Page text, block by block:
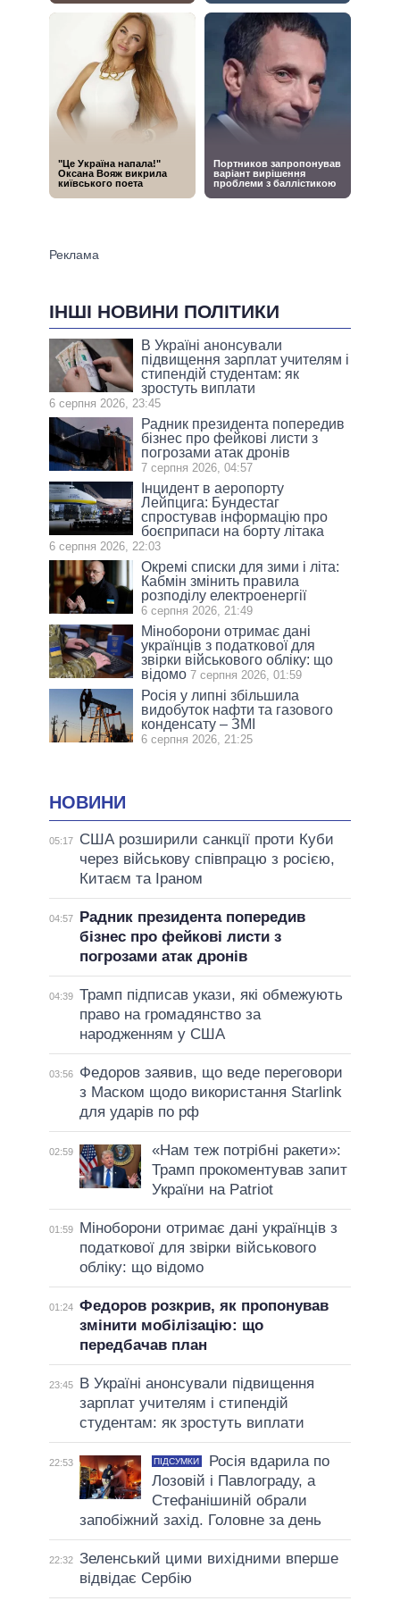
ІНШІ НОВИНИ ПОЛІТИКИ
В Україні анонсували
підвищення зарплат учителям і
стипендій студентам: як
зростуть виплати
6 серпня 2026, 23:45
Радник президента попередив
бізнес про фейкові листи з
погрозами атак дронів
7 серпня 2026, 04:57
Інцидент в аеропорту
Лейпцига: Бундестаг
спростував інформацію про
боєприпаси на борту літака
6 серпня 2026, 22:03
Окремі списки для зими і літа:
Кабмін змінить правила
розподілу електроенергії
6 серпня 2026, 21:49
Міноборони отримає дані
українців з податкової для
звірки військового обліку: що
відомо 7 серпня 2026, 01:59
Росія у липні збільшила
видобуток нафти та газового
конденсату – ЗМІ
6 серпня 2026, 21:25
НОВИНИ
05:17
США розширили санкції проти Куби
через військову співпрацю з росією,
Китаєм та Іраном
04:57
Радник президента попередив
бізнес про фейкові листи з
погрозами атак дронів
04:39 Трамп підписав укази, які обмежують
право на громадянство за
народженням у США
03:56
Федоров заявив, що веде переговори
з Маском щодо використання Starlink
для ударів по рф
02:59
«Нам теж потрібні ракети»:
Трамп прокоментував запит
України на Patriot
01:59
Міноборони отримає дані українців з
податкової для звірки військового
обліку: що відомо
01:24 Федоров розкрив, як пропонував
змінити мобілізацію: що
передбачав план
23:45
В Україні анонсували підвищення
зарплат учителям і стипендій
студентам: як зростуть виплати
22:53 ПІДСУМКИ
Росія вдарила по
Лозовій і Павлограду, а
Стефанішиній обрали
запобіжний захід. Головне за день
22:32 Зеленський цими вихідними вперше
відвідає Сербію